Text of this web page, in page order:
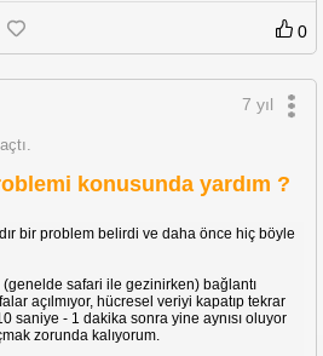
oluyor, "internet yok, güvenli" hatasına
hiçbir sıkıntı yaşamıyorum,
büyük sorunlar var.
0
7 yıl
konusunda yardım ?
bir problem belirdi ve daha önce hiç böyle
safari ile gezinirken) bağlantı
açılmıyor, hücresel veriyi kapatıp tekrar
saniye - 1 dakika sonra yine aynısı oluyor
zorunda kalıyorum.